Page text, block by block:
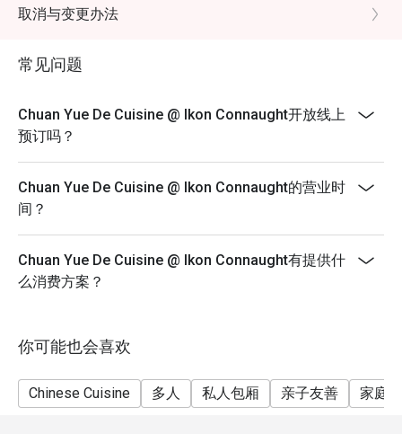
美食同好的风格聚餐。
NOT for takeaway.
your reservation, not more. If your party size changes
please edit your reservation. If you arrive with more
both your table and discount altogether.
Seating preference is subject to restaurant's discretion.
The restaurant may ask you to wait during peak hour.
Please show your reservation code upon arrival.
取消与变更办法
常见问题
Chuan Yue De Cuisine @ Ikon Connaught开放线上
预订吗？
Chuan Yue De Cuisine @ Ikon Connaught的营业时
间？
Chuan Yue De Cuisine @ Ikon Connaught有提供什
么消费方案？
你可能也会喜欢
Chinese Cuisine 多人 私人包厢 亲子友善 家庭